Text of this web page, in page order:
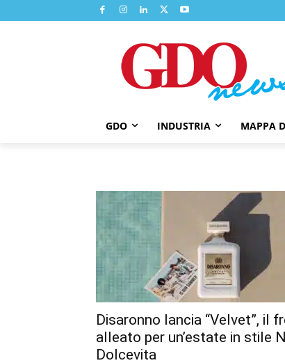
GDO INDUSTRIA MAPPA
Disaronno lancia “Velvet”, il
alleato per un’estate in stile
Dolcevita